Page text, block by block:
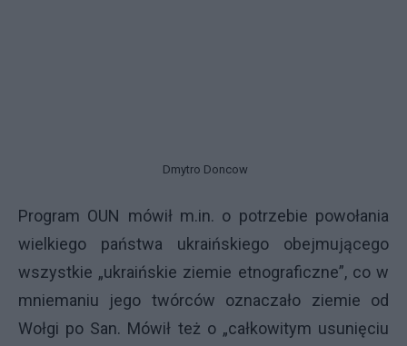
Dmytro Doncow
Program OUN mówił m.in. o potrzebie powołania
wielkiego państwa ukraińskiego obejmującego
wszystkie „ukraińskie ziemie etnograficzne”, co w
mniemaniu jego twórców oznaczało ziemie od
Wołgi po San. Mówił też o „całkowitym usunięciu